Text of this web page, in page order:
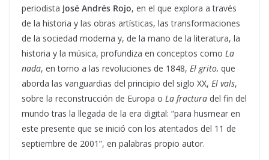
periodista José Andrés Rojo, en el que explora a través
de la historia y las obras artísticas, las transformaciones
de la sociedad moderna y, de la mano de la literatura, la
historia y la música, profundiza en conceptos como La
nada, en torno a las revoluciones de 1848, El grito, que
aborda las vanguardias del principio del siglo XX, El vals,
sobre la reconstrucción de Europa o La fractura del fin del
mundo tras la llegada de la era digital: “para husmear en
este presente que se inició con los atentados del 11 de
septiembre de 2001”, en palabras propio autor.